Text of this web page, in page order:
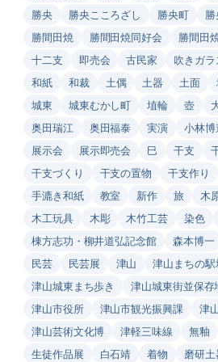
勝央
勝央こころざし 勝央町
勝間田焼
勝間田焼同好会 勝間田
十二支
即売会 古民家 吹きガラ
和紙
和裁 土偶 土器 土面
城東
城東むかし町 埴輪 壺
奥田瑞江
奥田福泰 実演 小林博
展示会
展示即売会 巳 干支
干支づくり
干支の置物 干支作り
手漉き和紙
教室 新作 旅 木
木工玩具
木彫 木竹工芸 染色
棟方志功・柳井道弘記念館
森本博一
民芸
民芸展 津山
津山まちの
津山城東まち歩き
津山城東街並保存
津山市役所
津山市観光振興課
津
津山芸術文化博
津軽三味線 無釉
生徒作品展
白石靖 着物 磨研土